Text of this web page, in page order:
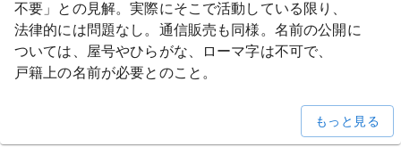
不要」との見解。実際にそこで活動している 限り、
法律的には問題なし。 通信販売も 同様。 名前の公開に
ついては、 屋号やひらがな、 ローマ字は不可で、
戸籍上の名前が必要とのこと。
もっと見る